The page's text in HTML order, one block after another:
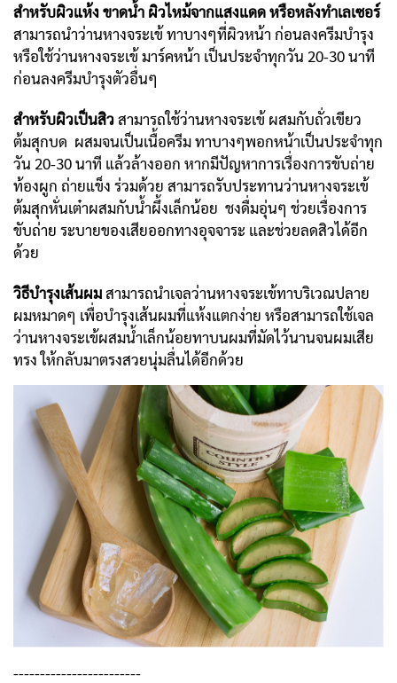
สำหรับผิวแห้ง ขาดน้ำ ผิวไหม้จากแสงแดด หรือหลังทำเลเซอร์
สามารถนำว่านหางจระเข้ ทาบางๆที่ผิวหน้า ก่อนลงครีมบำรุง
หรือใช้ว่านหางจระเข้ มาร์คหน้า เป็นประจำทุกวัน 20-30 นาที
ก่อนลงครีมบำรุงตัวอื่นๆ
สำหรับผิวเป็นสิวสามารถใช้ว่านหางจระเข้ ผสมกับถั่วเขียว
ต้มสุกบด ผสมจนเป็นเนื้อครีม ทาบางๆพอกหน้าเป็นประจำทุก
วัน 20-30 นาที แล้วล้างออก หากมีปัญหาการเรื่องการขับถ่าย
ท้องผูก ถ่ายแข็ง ร่วมด้วย สามารถรับประทานว่านหางจระเข้
ต้มสุกหั่นเต๋าผสมกับน้ำผึ้งเล็กน้อย ชงดื่มอุ่นๆ ช่วยเรื่องการ
ขับถ่าย ระบายของเสียออกทางอุจจาระ และช่วยลดสิวได้อีก
ด้วย
วิธีบำรุงเส้นผมสามารถนำเจลว่านหางจระเข้ทาบริเวณปลาย
ผมหมาดๆ เพื่อบำรุงเส้นผมที่แห้งแตกง่าย หรือสามารถใช้เจล
ว่านหางจระเข้ผสมน้ำเล็กน้อยทาบนผมที่มัดไว้นานจนผมเสีย
ทรง ให้กลับมาตรงสวยนุ่มลื่นได้อีกด้วย
------------------------